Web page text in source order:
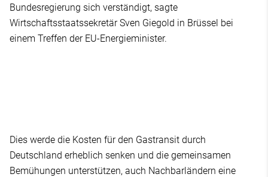
Bundesregierung sich verständigt, sagte
Wirtschaftsstaatssekretär Sven Giegold in Brüssel bei
einem Treffen der EU-Energieminister.
Dies werde die Kosten für den Gastransit durch
Deutschland erheblich senken und die gemeinsamen
Bemühungen unterstützen, auch Nachbarländern eine